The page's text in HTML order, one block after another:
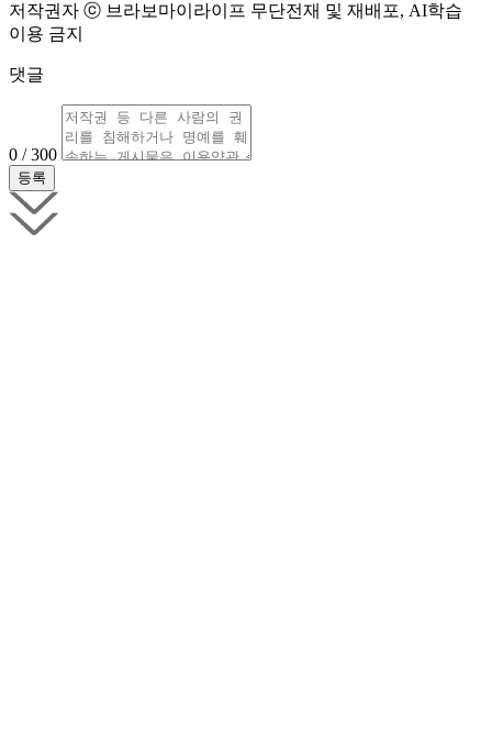
저작권자 ⓒ 브라보마이라이프 무단전재 및 재배포, AI학습
이용 금지
댓글
0 / 300